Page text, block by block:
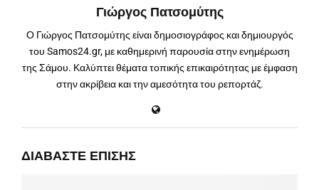
Γιώργος Πατσομύτης
Ο Γιώργος Πατσομύτης είναι δημοσιογράφος και δημιουργός
του Samos24.gr, με καθημερινή παρουσία στην ενημέρωση
της Σάμου. Καλύπτει θέματα τοπικής επικαιρότητας με έμφαση
στην ακρίβεια και την αμεσότητα του ρεπορτάζ.
ΔΙΑΒΆΣΤΕ ΕΠΊΣΗΣ